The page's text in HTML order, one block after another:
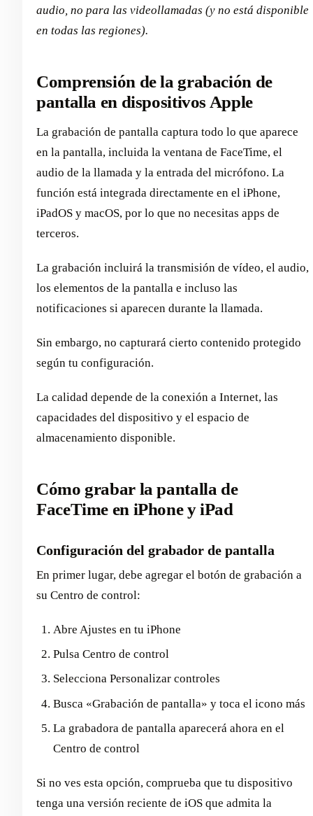
audio, no para las videollamadas (y no está disponible
en todas las regiones).
Comprensión de la grabación de
pantalla en dispositivos Apple
La grabación de pantalla captura todo lo que aparece
en la pantalla, incluida la ventana de FaceTime, el
audio de la llamada y la entrada del micrófono. La
función está integrada directamente en el iPhone,
iPadOS y macOS, por lo que no necesitas apps de
terceros.
La grabación incluirá la transmisión de vídeo, el audio,
los elementos de la pantalla e incluso las
notificaciones si aparecen durante la llamada.
Sin embargo, no capturará cierto contenido protegido
según tu configuración.
La calidad depende de la conexión a Internet, las
capacidades del dispositivo y el espacio de
almacenamiento disponible.
Cómo grabar la pantalla de
FaceTime en iPhone y iPad
Configuración del grabador de pantalla
En primer lugar, debe agregar el botón de grabación a
su Centro de control:
Abre Ajustes en tu iPhone
Pulsa Centro de control
Selecciona Personalizar controles
Busca «Grabación de pantalla» y toca el icono más
La grabadora de pantalla aparecerá ahora en el
Centro de control
Si no ves esta opción, comprueba que tu dispositivo
tenga una versión reciente de iOS que admita la